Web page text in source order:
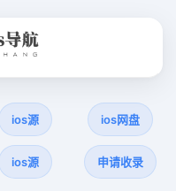
ios源 ios网盘
ios源 申请收录